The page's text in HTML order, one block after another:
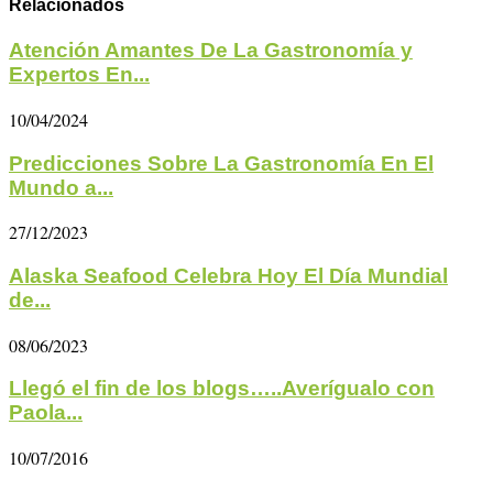
Relacionados
Atención Amantes De La Gastronomía y
Expertos En...
10/04/2024
Predicciones Sobre La Gastronomía En El
Mundo a...
27/12/2023
Alaska Seafood Celebra Hoy El Día Mundial
de...
08/06/2023
Llegó el fin de los blogs…..Averígualo con
Paola...
10/07/2016